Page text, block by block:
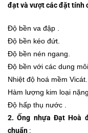
đạt và vượt các đặt tính
Độ bền va đập .
Độ bền kéo đứt.
Độ bền nén ngang.
Độ bền với các dung
Nhiệt độ hoá mềm Vicát.
Hàm lượng kim loại
Độ hấp thụ nước .
2. Ống nhựa Đạt Hoà
chuẩn :